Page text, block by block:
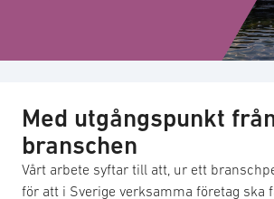
Med utgångspunkt
branschen
Vårt arbete syftar till att, ur ett
för att i Sverige verksamma företag ska